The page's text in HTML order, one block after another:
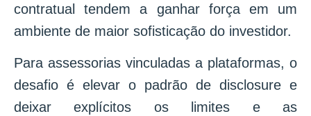
contratual tendem a ganhar força em um
ambiente de maior sofisticação do investidor.
Para assessorias vinculadas a plataformas, o
desafio é elevar o padrão de disclosure e
deixar explícitos os limites e as